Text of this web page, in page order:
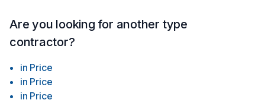
Are you looking for another type
contractor?
in Price
in Price
in Price